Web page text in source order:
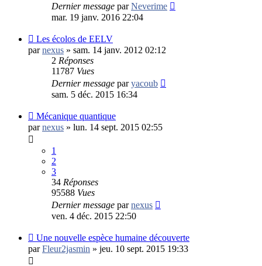
Dernier message parNeverime
mar. 19 janv. 2016 22:04
Les écolos de EELV
parnexus » sam. 14 janv. 2012 02:12
2 Réponses
11787 Vues
Dernier message paryacoub
sam. 5 déc. 2015 16:34
Mécanique quantique
parnexus » lun. 14 sept. 2015 02:55
1
2
3
34 Réponses
95588 Vues
Dernier message parnexus
ven. 4 déc. 2015 22:50
Une nouvelle espèce humaine découverte
parFleur2jasmin » jeu. 10 sept. 2015 19:33